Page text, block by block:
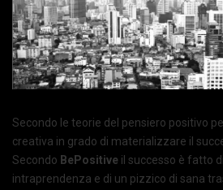
Secondo le teorie del pensiero positivo
creativa in grado di materializzare il
Secondo BePositive il successo è fatto
intraprendenza e di un pizzico di sana